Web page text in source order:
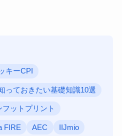
キーCPI
っておきたい基礎知識10選
フットプリント
FIRE AEC IIJmio